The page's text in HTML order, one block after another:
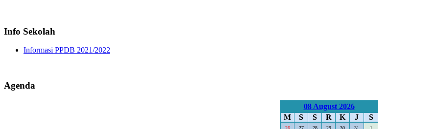
Info Sekolah
Informasi PPDB 2021/2022
Agenda
08 August 2026
M
S S R K J S
26 27 28 29 30 31
1